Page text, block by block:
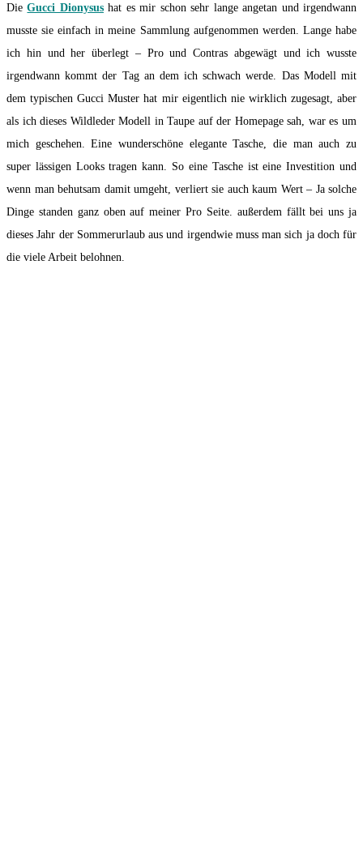
DieGucci Dionysushat es mir schon sehr lange angetan und irgendwann
musste sie einfach in meine Sammlung aufgenommen werden. Lange habe
ich hin und her überlegt – Pro und Contras abgewägt und ich wusste
irgendwann kommt der Tag an dem ich schwach werde. Das Modell mit
dem typischen Gucci Muster hat mir eigentlich nie wirklich zugesagt, aber
als ich dieses Wildleder Modell in Taupe auf der Homepage sah, war es um
mich geschehen. Eine wunderschöne elegante Tasche, die man auch zu
super lässigen Looks tragen kann. So eine Tasche ist eine Investition und
wenn man behutsam damit umgeht, verliert sie auch kaum Wert – Ja solche
Dinge standen ganz oben auf meiner Pro Seite. außerdem fällt bei uns ja
dieses Jahr der Sommerurlaub aus und irgendwie muss man sich ja doch für
die viele Arbeit belohnen.